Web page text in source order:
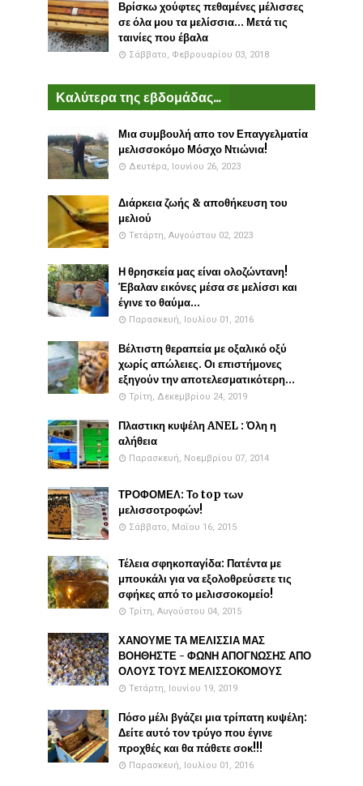
Βρίσκω χούφτες πεθαμένες μέλισσες
σε όλα μου τα μελίσσια... Μετά τις
ταινίες που έβαλα
Σάββατο, Φεβρουαρίου 03, 2018
Καλύτερα της εβδομάδας...
Μια συμβουλή απο τον Επαγγελματία
μελισσοκόμο Μόσχο Ντιώνια!
Δευτέρα, Ιουνίου 26, 2023
Διάρκεια ζωής & αποθήκευση του
μελιού
Τετάρτη, Αυγούστου 02, 2023
Η θρησκεία μας είναι ολοζώντανη!
Έβαλαν εικόνες μέσα σε μελίσσι και
έγινε το θαύμα...
Παρασκευή, Ιουλίου 01, 2016
Βέλτιστη θεραπεία με οξαλικό οξύ
χωρίς απώλειες. Οι επιστήμονες
εξηγούν την αποτελεσματικότερη...
Τρίτη, Δεκεμβρίου 24, 2019
Πλαστικη κυψέλη ANEL : Όλη η
αλήθεια
Παρασκευή, Νοεμβρίου 07, 2014
ΤΡΟΦΟΜΕΛ: Το top των
μελισσοτροφών!
Σάββατο, Μαΐου 16, 2015
Τέλεια σφηκοπαγίδα: Πατέντα με
μπουκάλι για να εξολοθρεύσετε τις
σφήκες από το μελισσοκομείο!
Τρίτη, Αυγούστου 04, 2015
ΧΑΝΟΥΜΕ ΤΑ ΜΕΛΙΣΣΙΑ ΜΑΣ
ΒΟΗΘΗΣΤΕ - ΦΩΝΗ ΑΠΟΓΝΩΣΗΣ ΑΠΟ
ΟΛΟΥΣ ΤΟΥΣ ΜΕΛΙΣΣΟΚΟΜΟΥΣ
Τετάρτη, Ιουνίου 19, 2019
Πόσο μέλι βγάζει μια τρίπατη κυψέλη:
Δείτε αυτό τον τρύγο που έγινε
προχθές και θα πάθετε σοκ!!!
Παρασκευή, Ιουλίου 01, 2016